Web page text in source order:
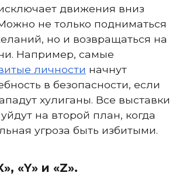
движения вниз
не только подниматься
но и возвращаться на
Например, самые
личности начнут
в безопасности, если
хулиганы. Все выставки
на второй план, когда
угроза быть избитыми.
«Y» и «Z».